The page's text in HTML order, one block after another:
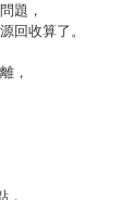
題，
回收算了。
，
，